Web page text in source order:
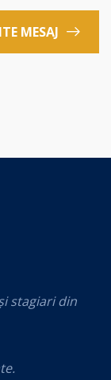
MESAJ
stagiari din